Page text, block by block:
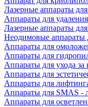
Лазерные аппараты
Аппараты для
Лазерные аппараты
Неодимовые аппараты
Аппараты для
Аппараты для
Аппараты для ухода
Аппараты для
Аппараты для
Аппараты для SMAS -
Аппараты для